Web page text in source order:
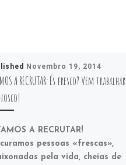
Novembro 19, 2014
A RECRUTAR: És fresco? Vem trabalhar
A RECRUTAR!
pessoas «frescas»,
pela vida, cheias de